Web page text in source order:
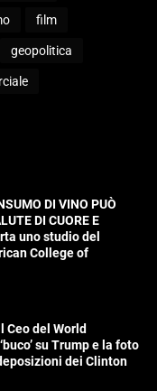
film
geopolitica
DI VINO PUÒ
DI CUORE E
uno studio del
College of
Ceo del World
su Trump e la foto
dei Clinton